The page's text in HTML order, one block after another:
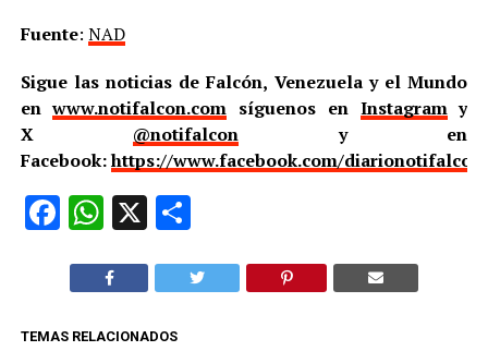
Fuente: NAD
Sigue las noticias de Falcón, Venezuela y el Mundo
enwww.notifalcon.com síguenos en Instagramy
X @notifalcon y en
Facebook:https://www.facebook.com/
Facebook
WhatsApp
X
TEMAS RELACIONADOS